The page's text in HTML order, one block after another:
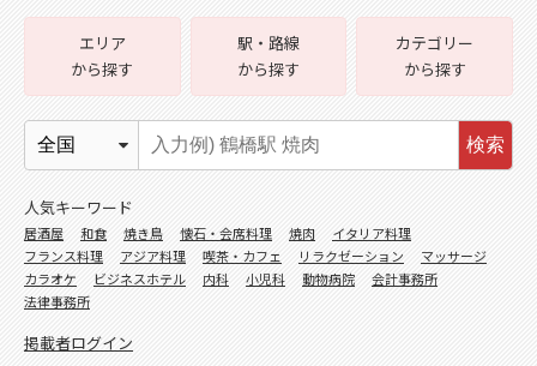
エリア
から探す
駅・路線
から探す
カテゴリー
から探す
検索
人気キーワード
居酒屋 和食 焼き鳥 懐石・会席料理 焼肉
イタリア料理
フランス料理
アジア料理 喫茶・カフェ リラクゼーション
マッサージ
カラオケ
ビジネスホテル 内科 小児科 動物病院
会計事務所
法律事務所
掲載者ログイン